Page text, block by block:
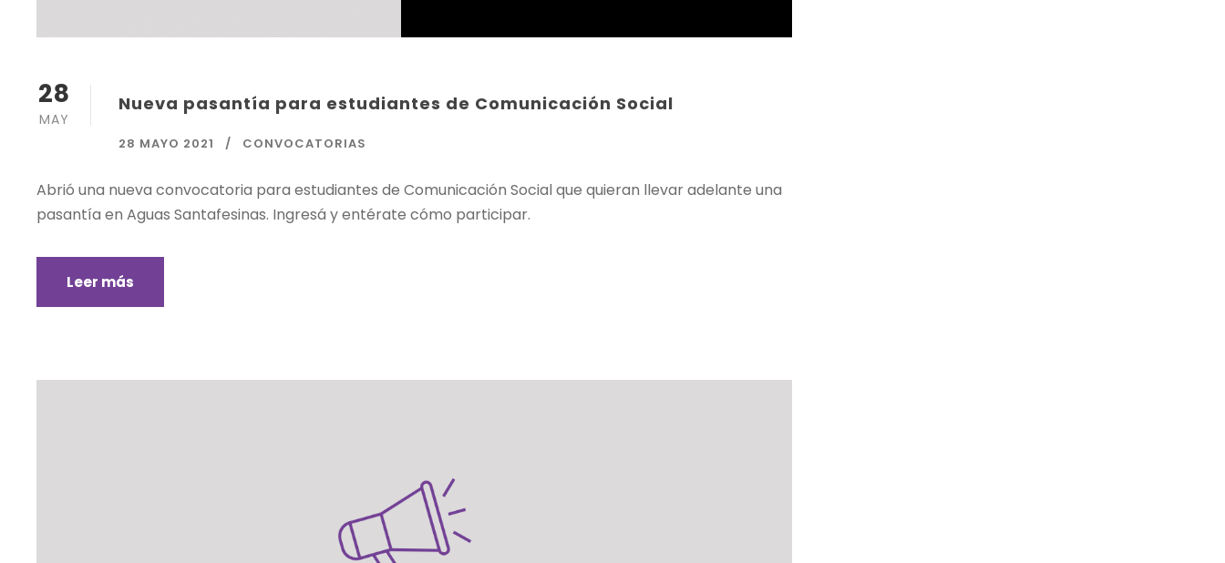
28
MAY
Nueva pasantía para estudiantes de Comunicación Social
28 MAYO 2021 CONVOCATORIAS
Abrió una nueva convocatoria para estudiantes de Comunicación Social que quieran llevar adelante una
pasantía en Aguas Santafesinas. Ingresá y entérate cómo participar.
Leer más